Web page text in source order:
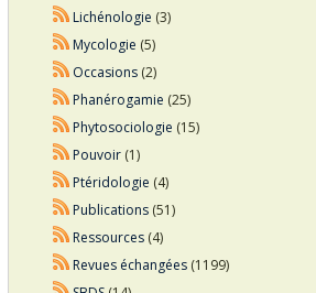
Lichénologie (3)
Mycologie (5)
Occasions(2)
Phanérogamie (25)
Phytosociologie (15)
Pouvoir(1)
Ptéridologie (4)
Publications(51)
Ressources(4)
Revues échangées(1199)